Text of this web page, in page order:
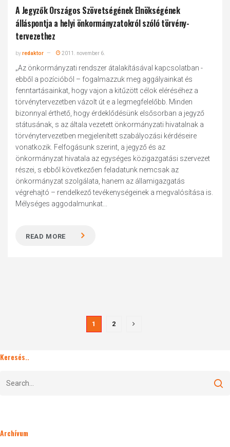
A Jegyzők Országos Szövetségének Elnökségének
álláspontja a helyi önkormányzatokról szóló törvény-
tervezethez
byredaktor 2011. november 6.
„Az önkormányzati rendszer átalakításával kapcsolatban -
ebből a pozícióból – fogalmazzuk meg aggályainkat és
fenntartásainkat, hogy vajon a kitűzött célok eléréséhez a
törvénytervezetben vázolt út e a legmegfelelőbb. Minden
bizonnyal érthető, hogy érdeklődésünk elsősorban a jegyző
státusának, s az általa vezetett önkormányzati hivatalnak a
törvénytervezetben megjelenített szabályozási kérdéseire
vonatkozik. Felfogásunk szerint, a jegyző és az
önkormányzat hivatala az egységes közigazgatási szervezet
részei, s ebből következően feladatunk nemcsak az
önkormányzat szolgálata, hanem az államigazgatás
végrehajtó – rendelkező tevékenységeinek a megvalósítása is.
Mélységes aggodalmunkat...
READ MORE
1 2
Keresés..
Archívum